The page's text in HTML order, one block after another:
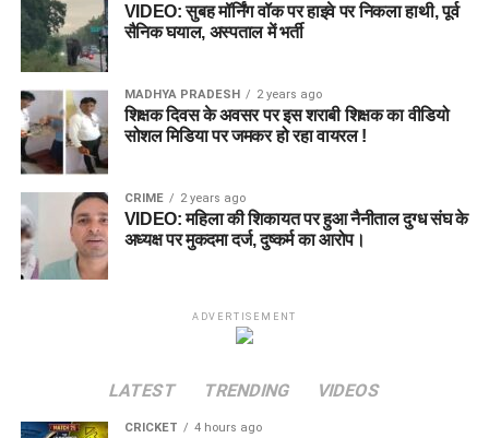
VIDEO: सुबह मॉर्निंग वॉक पर हाइवे पर निकला हाथी, पूर्व
सैनिक घयाल, अस्पताल में भर्ती
MADHYA PRADESH 2 years ago
शिक्षक दिवस के अवसर पर इस शराबी शिक्षक का वीडियो
सोशल मिडिया पर जमकर हो रहा वायरल !
CRIME 2 years ago
VIDEO: महिला की शिकायत पर हुआ नैनीताल दुग्ध संघ के
अध्यक्ष पर मुकदमा दर्ज, दुष्कर्म का आरोप।
ADVERTISEMENT
LATEST TRENDING VIDEOS
CRICKET 4 hours ago